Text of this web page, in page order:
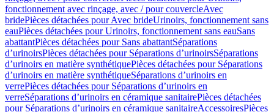
fonctionnement avec rinçage, avec / pour couvercleAvec
bridePièces détachées pour Avec brideUrinoirs, fonctionnement sans
eauPièces détachées pour Urinoirs, fonctionnement sans eauSans
abattantPièces détachées pour Sans abattantSéparations
d’urinoirsPièces détachées pour Séparations d’urinoirsSéparations
d’urinoirs en matière synthétiquePièces détachées pour Séparations
d’urinoirs en matière synthétiqueSéparations d’urinoirs en
verrePièces détachées pour Séparations d’urinoirs en
verreSéparations d’urinoirs en céramique sanitairePièces détachées
pour Séparations d’urinoirs en céramique sanitaireAccessoiresPièces